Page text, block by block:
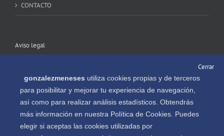
CONTACTO
Aviso legal
CONDICIONES DE USO
LEY DE COOKIES
Cerrar
gonzalezmeneses utiliza cookies propias y de terceros
para posibilitar y mejorar tu experiencia de navegación,
así como para realizar análisis estadísticos. Obtendrás
más información en nuestra Política de Cookies. Puedes
elegir si aceptas las cookies utilizadas por